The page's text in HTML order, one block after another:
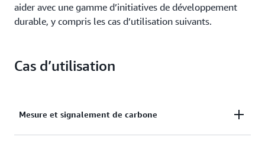
aider avec une gamme d’initiatives de développement
durable, y compris les cas d’utilisation suivants.
Cas d’utilisation
Mesure et signalement de carbone